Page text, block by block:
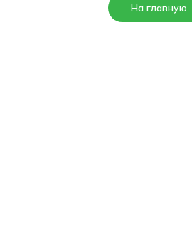
На главную